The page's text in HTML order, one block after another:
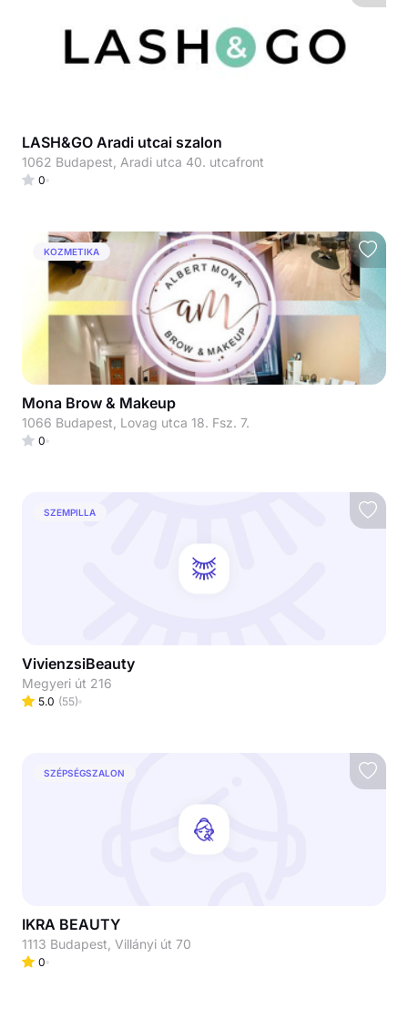
LASH&GO Aradi utcai szalon
1062 Budapest, Aradi utca 40. utcafront
0
KOZMETIKA
Mona Brow & Makeup
1066 Budapest, Lovag utca 18. Fsz. 7.
0
SZEMPILLA
VivienzsiBeauty
Megyeri út 216
5.0 (55)
SZÉPSÉGSZALON
IKRA BEAUTY
1113 Budapest, Villányi út 70
0